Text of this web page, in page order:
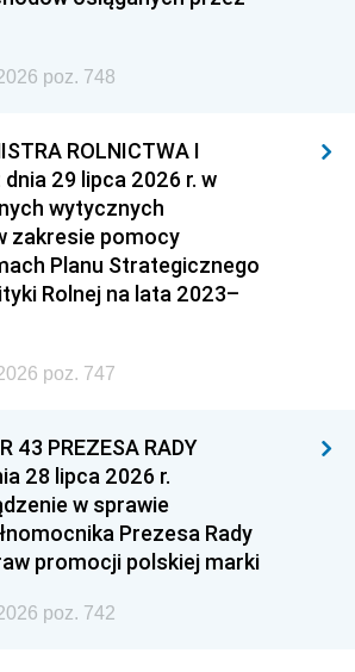
poz. 748
ROLNICTWA I
dnia 29 lipca 2026 r. w
wytycznych
zakresie pomocy
Planu Strategicznego
Rolnej na lata 2023–
poz. 747
43 PREZESA RADY
28 lipca 2026 r.
w sprawie
Prezesa Rady
promocji polskiej marki
poz. 742